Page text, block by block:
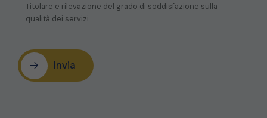
Titolare e rilevazione del grado di soddisfazione sulla
qualità dei servizi
Invia